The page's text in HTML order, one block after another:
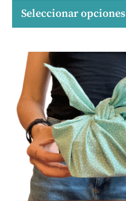
Seleccionar opciones